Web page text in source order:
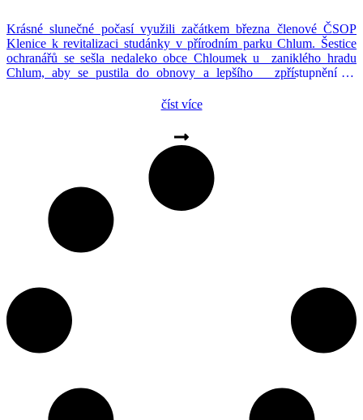
Krásné slunečné počasí využili začátkem března členové ČSOP
Klenice k revitalizaci studánky v přírodním parku Chlum. Šestice
ochranářů se sešla nedaleko obce Chloumek u zaniklého hradu
Chlum, aby se pustila do obnovy a lepšího zpřístupnění již
metrů hluboká s vybudovanou akumulační nádrží, kam zřejmě […]
číst více